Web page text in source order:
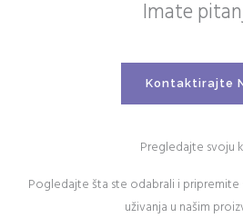
Imate
Kontaktirajte
Pregledajte svoju
Pogledajte šta ste odabrali i pripremite
uživanja u našim